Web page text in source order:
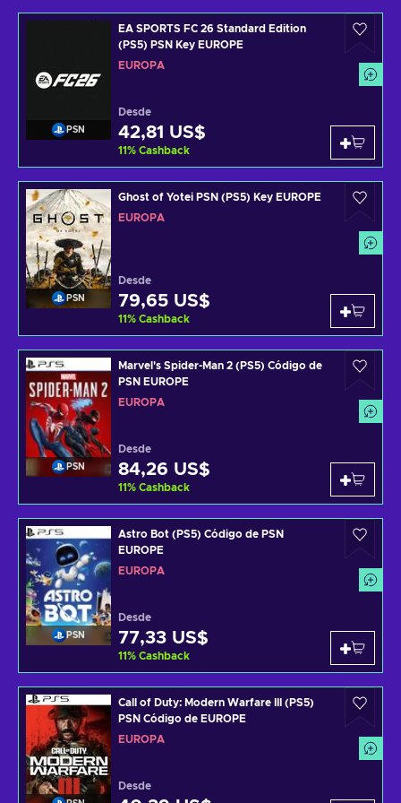
PSN
EA SPORTS FC 26 Standard Edition
(PS5) PSN Key EUROPE
EUROPA
Desde
42,81 US$
11% Cashback
PSN
Ghost of Yotei PSN (PS5) Key EUROPE
EUROPA
Desde
79,65 US$
11% Cashback
PSN
Marvel's Spider-Man 2 (PS5) Código de
PSN EUROPE
EUROPA
Desde
84,26 US$
11% Cashback
PSN
Astro Bot (PS5) Código de PSN
EUROPE
EUROPA
Desde
77,33 US$
11% Cashback
Call of Duty: Modern Warfare III (PS5)
PSN Código de EUROPE
EUROPA
Desde